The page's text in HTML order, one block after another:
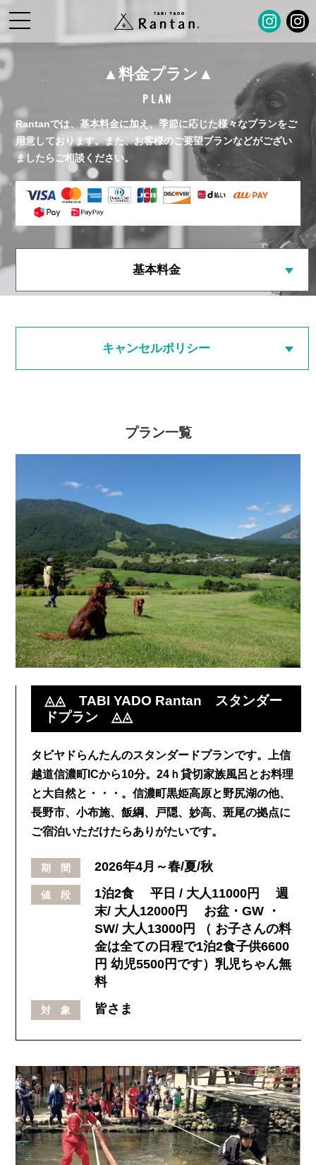
▲料金プラン▲
PLAN
Rantanでは、基本料金に加え、季節に応じた様々なプランをご
用意しております。また、お客様のご要望プランなどがござい
ましたらご相談ください。
基本料金
キャンセルポリシー
プラン一覧
◬◬ TABI YADO Rantan スタンダー
ドプラン ◬◬
タビヤドらんたんのスタンダードプランです。上信
越道信濃町ICから10分。24ｈ貸切家族風呂とお料理
と大自然と・・・。信濃町黒姫高原と野尻湖の他、
長野市、小布施、飯綱、戸隠、妙高、斑尾の拠点に
ご宿泊いただけたらありがたいです。
期 間 2026年4月～春/夏/秋
値 段
1泊2食 平日 / 大人11000円 週
末/ 大人12000円 お盆・GW ・
SW/ 大人13000円 （ お子さんの料
金は全ての日程で1泊2食子供6600
円 幼児5500円です）乳児ちゃん無
料
対 象 皆さま